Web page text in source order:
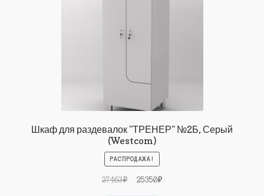
Шкаф для раздевалок "ТРЕНЕР" №2Б, Серый
(Westcom)
РАСПРОДАЖА!
27463₽
Первоначальная
25350₽Текущая